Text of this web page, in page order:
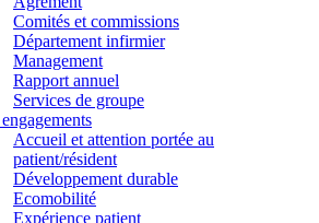
Comités et commissions
Département infirmier
Management
Rapport annuel
Services de groupe
Accueil et attention portée au
patient/résident
Développement durable
Ecomobilité
Expérience patient